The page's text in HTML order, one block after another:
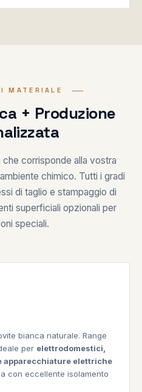
MATERIALE
+ Produzione
corrisponde alla vostra
chimico. Tutti i gradi
di taglio e stampaggio di
superficiali opzionali per
speciali.
bianca naturale. Range
per elettrodomestici,
apparecchiature elettriche
con eccellente isolamento